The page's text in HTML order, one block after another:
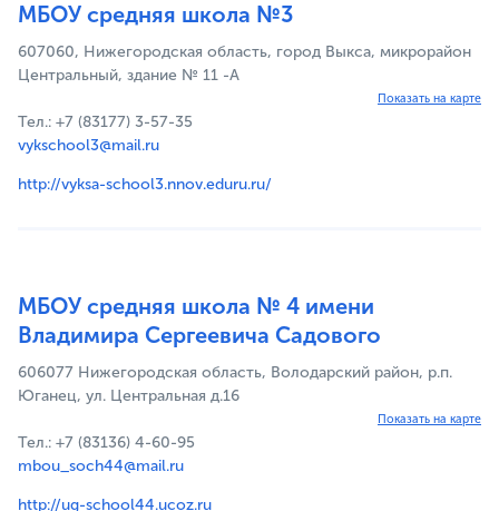
МБОУ средняя школа №3
607060, Нижегородская область, город Выкса, микрорайон
Центральный, здание № 11 -А
Показать на карте
Тел.: +7 (83177) 3-57-35
vykschool3@mail.ru
http://vyksa-school3.nnov.eduru.ru/
МБОУ средняя школа № 4 имени
Владимира Сергеевича Садового
606077 Нижегородская область, Володарский район, р.п.
Юганец, ул. Центральная д.16
Показать на карте
Тел.: +7 (83136) 4-60-95
mbou_soch44@mail.ru
http://ug-school44.ucoz.ru